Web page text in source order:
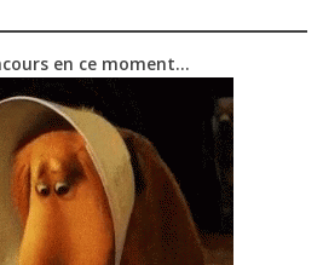
en ce moment…